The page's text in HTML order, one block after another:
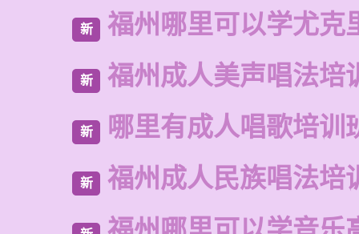
新 福州哪里可以学尤克
新 福州成人美声唱法培
新 哪里有成人唱歌培训
新 福州成人民族唱法培